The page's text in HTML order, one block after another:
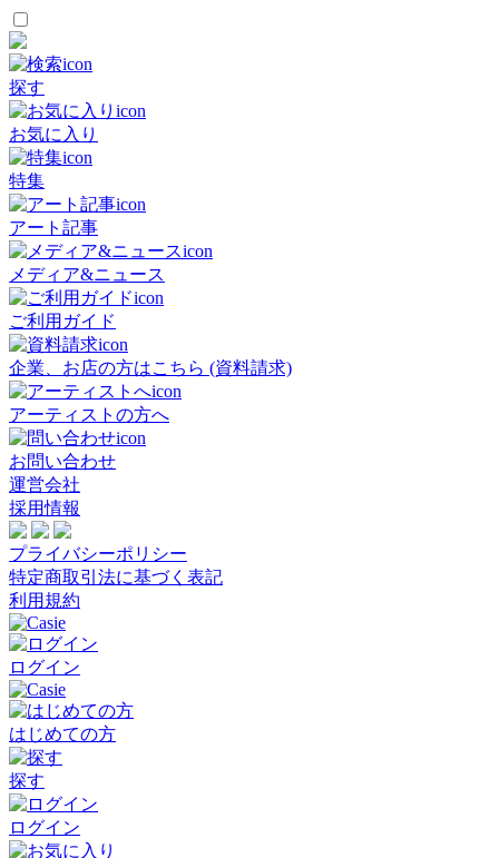
探す
お気に入り
特集
アート記事
メディア&ニュース
ご利用ガイド
企業、お店の方はこちら (資料請求)
アーティストの方へ
お問い合わせ
運営会社
採用情報
プライバシーポリシー
特定商取引法に基づく表記
利用規約
ログイン
はじめての方
探す
ログイン